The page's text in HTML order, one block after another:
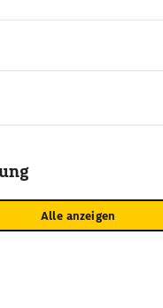
Alle anzeigen